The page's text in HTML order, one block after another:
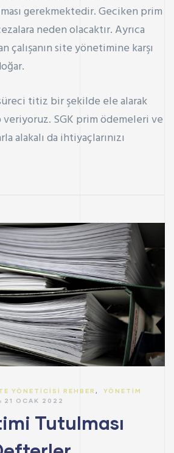
gerekmektedir. Geciken prim
neden olacaktır. Ayrıca
çalışanın site yönetimine karşı
titiz bir şekilde ele alarak
SGK prim ödemeleri ve
alakalı da ihtiyaçlarınızı
YÖNETICISI REHBER,YÖNETIM
21 OCAK 2022
Tutulması